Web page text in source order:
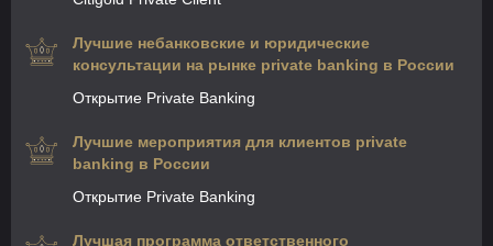
Лучшие небанковские и юридические
консультации на рынке private banking в России
Открытие Private Banking
Лучшие мероприятия для клиентов private
banking в России
Открытие Private Banking
Лучшая программа ответственного